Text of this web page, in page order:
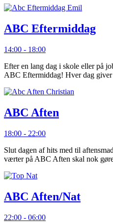
ABC Eftermiddag
14:00 - 18:00
Efter en lang dag i skole eller på
ABC Eftermiddag! Hver dag giver
ABC Aften
18:00 - 22:00
Slut dagen af hits med til
værter på ABC Aften skal nok
ABC Aften/Nat
22:00 - 06:00